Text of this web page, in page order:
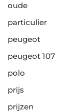
oude
particulier
peugeot
peugeot 107
polo
prijs
prijzen